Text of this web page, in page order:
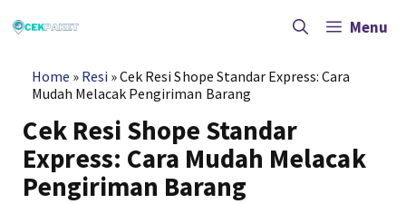
ke
Menu
Home » Resi »Cek Resi Shope Standar Express: Cara
Mudah Melacak Pengiriman Barang
Cek Resi Shope Standar
Express: Cara Mudah Melacak
Pengiriman Barang